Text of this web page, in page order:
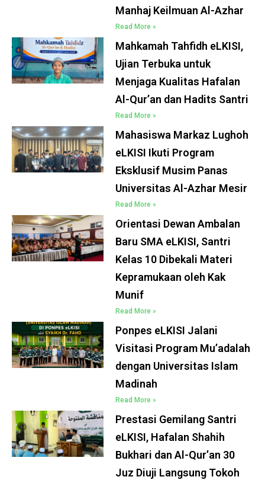
Manhaj Keilmuan Al-Azhar
Read More »
Mahkamah Tahfidh eLKISI,
Ujian Terbuka untuk
Menjaga Kualitas Hafalan
Al-Qur’an dan Hadits Santri
Read More »
Mahasiswa Markaz Lughoh
eLKISI Ikuti Program
Eksklusif Musim Panas
Universitas Al-Azhar Mesir
Read More »
Orientasi Dewan Ambalan
Baru SMA eLKISI, Santri
Kelas 10 Dibekali Materi
Kepramukaan oleh Kak
Munif
Read More »
Ponpes eLKISI Jalani
Visitasi Program Mu’adalah
dengan Universitas Islam
Madinah
Read More »
Prestasi Gemilang Santri
eLKISI, Hafalan Shahih
Bukhari dan Al-Qur’an 30
Juz Diuji Langsung Tokoh